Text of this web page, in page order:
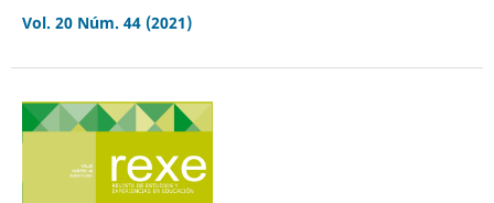
Vol. 20 Núm. 44 (2021)